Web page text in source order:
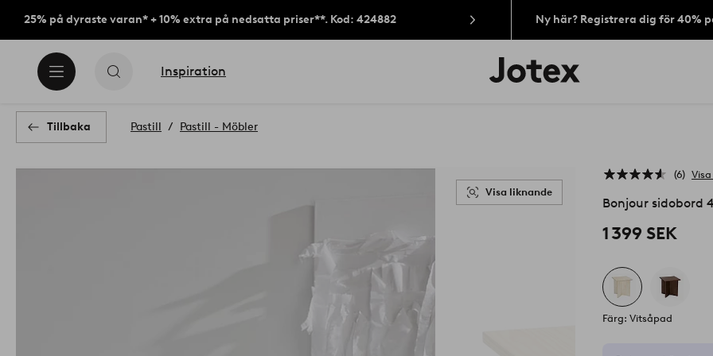
25% på dyraste varan* + 10% extra på nedsatta priser**. Kod: 424882 Ny här? Registrera dig för 40%
Inspiration
Jotex
logotyp
Tillbaka Pastill Pastill - Möbler
Visa liknande
6
Bonjour sidobord
1 399 SEK
Färg: Vitsåpad